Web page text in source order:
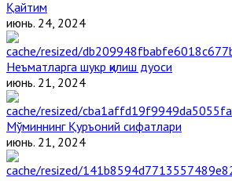
Қайтим
июнь. 24, 2024
Неъматларга шукр қилиш дуоси
июнь. 21, 2024
Мўминнинг Қуръоний сифатлари
июнь. 21, 2024